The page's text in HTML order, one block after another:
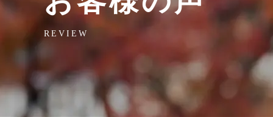
REVIEW